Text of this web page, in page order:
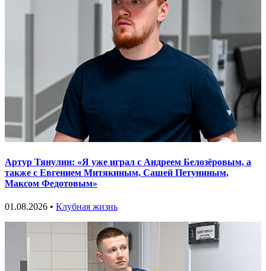
Артур Тянулин: «Я уже играл с Андреем Белозёровым, а
также с Евгением Митякиным, Сашей Петуниным,
Максом Федотовым»
01.08.2026 • Клубная жизнь